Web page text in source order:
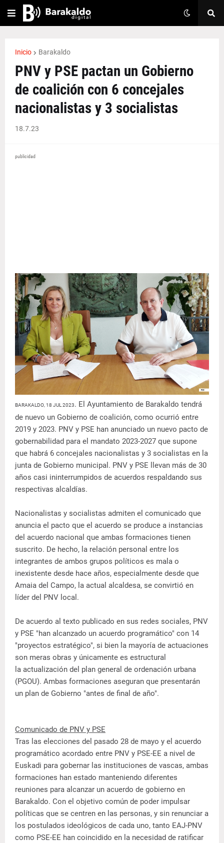
Inicio Barakaldo
PNV y PSE pactan un Gobierno
de coalición con 6 concejales
nacionalistas y 3 socialistas
18.7.23
publicidad
BARAKALDO, 18 JUL 2023. El Ayuntamiento de Barakaldo tendrá
de nuevo un Gobierno de coalición, como ocurrió entre
2019 y 2023. PNV y PSE han anunciado un nuevo pacto de
gobernabilidad para el mandato 2023-2027 que supone
que habrá 6 concejales nacionalistas y 3 socialistas en la
junta de Gobierno municipal. PNV y PSE llevan más de 30
años casi ininterrumpidos de acuerdos respaldando sus
respectivas alcaldías.
Nacionalistas y socialistas admiten el comunicado que
anuncia el pacto que el acuerdo se produce a instancias
del acuerdo nacional que ambas formaciones tienen
suscrito. De hecho, la relación personal entre los
integrantes de ambos grupos políticos es mala o
inexistente desde hace años, especialmente desde que
Amaia del Campo, la actual alcaldesa, se convirtió en
líder del PNV local.
De acuerdo al texto publicado en sus redes sociales, PNV
y PSE "han alcanzado un acuerdo programático" con 14
"proyectos estratégico", si bien la mayoría de actuaciones
son meras obras y únicamente es estructural
la actualización del plan general de ordenación urbana
(PGOU). Ambas formaciones aseguran que presentarán
un plan de Gobierno "antes de final de año".
Comunicado de PNV y PSE
Tras las elecciones del pasado 28 de mayo y el acuerdo
programático acordado entre PNV y PSE-EE a nivel de
Euskadi para gobernar las instituciones de vascas, ambas
formaciones han estado manteniendo diferentes
reuniones para alcanzar un acuerdo de gobierno en
Barakaldo. Con el objetivo común de poder impulsar
políticas que se centren en las personas, y sin renunciar a
los postulados ideológicos de cada uno, tanto EAJ-PNV
como PSE-EE han coincidido en la necesidad de ratificar